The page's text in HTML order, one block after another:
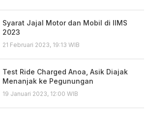
Syarat Jajal Motor dan Mobil di IIMS
2023
21 Februari 2023, 19:13 WIB
Test Ride Charged Anoa, Asik Diajak
Menanjak ke Pegunungan
19 Januari 2023, 12:00 WIB